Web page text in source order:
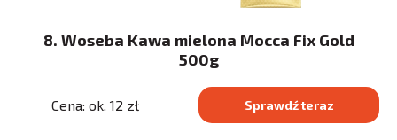
8. Woseba Kawa mielona Mocca Fix Gold
500g
Cena: ok. 12 zł Sprawdź teraz